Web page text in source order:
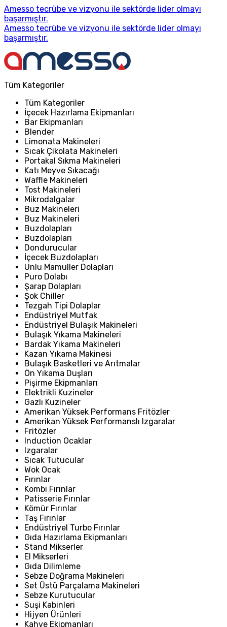
Amesso tecrübe ve vizyonu ile sektörde lider olmayı
başarmıştır.
Amesso tecrübe ve vizyonu ile sektörde lider olmayı
başarmıştır.
Tüm Kategoriler
Tüm Kategoriler
İçecek Hazırlama Ekipmanları
Bar Ekipmanları
Blender
Limonata Makineleri
Sıcak Çikolata Makineleri
Portakal Sıkma Makineleri
Katı Meyve Sıkacağı
Waffle Makineleri
Tost Makineleri
Mikrodalgalar
Buz Makineleri
Buz Makineleri
Buzdolapları
Buzdolapları
Dondurucular
İçecek Buzdolapları
Unlu Mamuller Dolapları
Puro Dolabı
Şarap Dolapları
Şok Chiller
Tezgah Tipi Dolaplar
Endüstriyel Mutfak
Endüstriyel Bulaşık Makineleri
Bulaşık Yıkama Makineleri
Bardak Yıkama Makineleri
Kazan Yıkama Makinesi
Bulaşık Basketleri ve Arıtmalar
Ön Yıkama Duşları
Pişirme Ekipmanları
Elektrikli Kuzineler
Gazlı Kuzineler
Amerikan Yüksek Performans Fritözler
Amerikan Yüksek Performanslı Izgaralar
Fritözler
Induction Ocaklar
Izgaralar
Sıcak Tutucular
Wok Ocak
Fırınlar
Kombi Fırınlar
Patisserie Fırınlar
Kömür Fırınlar
Taş Fırınlar
Endüstriyel Turbo Fırınlar
Gıda Hazırlama Ekipmanları
Stand Mikserler
El Mikserleri
Gıda Dilimleme
Sebze Doğrama Makineleri
Set Üstü Parçalama Makineleri
Sebze Kurutucular
Suşi Kabinleri
Hijyen Ürünleri
Kahve Ekipmanları